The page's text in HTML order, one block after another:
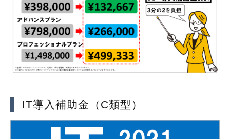
IT導入補助金（C類型）